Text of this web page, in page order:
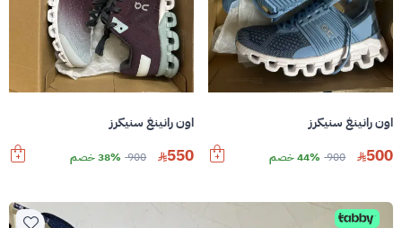
اون رانينغ سنيكرز
500
900 44% خصم
اون رانينغ سنيكرز
550
900 38% خصم